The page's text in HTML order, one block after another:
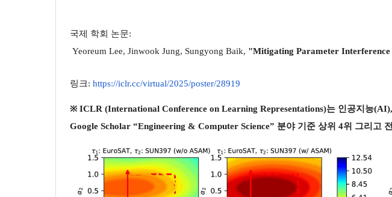
국제 학회 논문:
Yeoreum Lee, Jinwook Jung, Sungyong Baik, "Mitigating Parameter Interference
링크: https://iclr.cc/virtual/2025/poster/28919
※ ICLR (International Conference on Learning Representations)는 인공지능
Google Scholar “Engineering & Computer Science” 분야 기준 상위 4위 그리고